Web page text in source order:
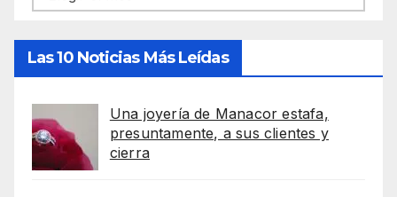
Las 10 Noticias Más Leídas
Una joyería de Manacor estafa,
presuntamente, a sus clientes y
cierra